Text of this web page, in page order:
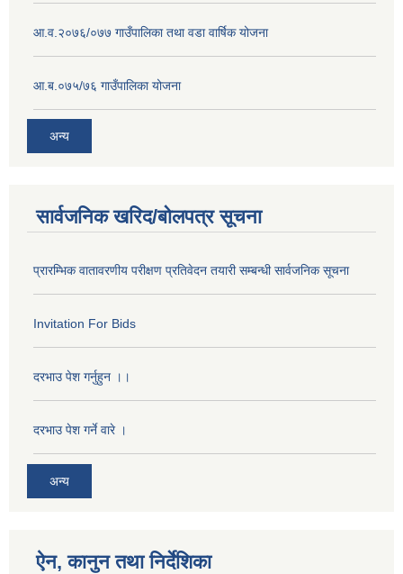
आ.व.२०७६/०७७ गाउँपालिका तथा वडा वार्षिक योजना
आ.ब.०७५/७६ गाउँपालिका योजना
अन्य
सार्वजनिक खरिद/बोलपत्र सूचना
प्रारम्भिक वातावरणीय परीक्षण प्रतिवेदन तयारी सम्बन्धी सार्वजनिक सूचना
Invitation For Bids
दरभाउ पेश गर्नुहुन ।।
दरभाउ पेश गर्ने वारे ।
अन्य
ऐन, कानुन तथा निर्देशिका